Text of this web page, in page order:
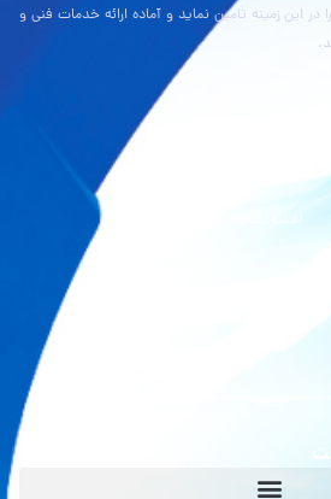
در این زمینه تامین نماید و آماده ارائه خدمات فنی و
نقشه نشان